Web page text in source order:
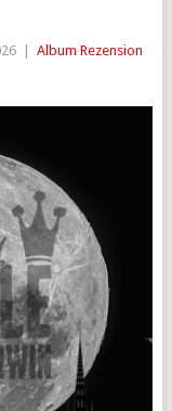
Album Rezension